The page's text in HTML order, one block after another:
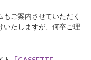
ご案内させていただく
いたしますが、何卒ご理